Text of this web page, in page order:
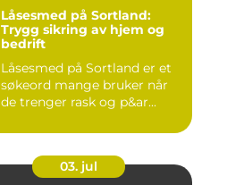
Låsesmed på Sortland:
Trygg sikring av hjem og
bedrift
Låsesmed på Sortland er et
søkeord mange bruker når
de trenger rask og p&ar...
03. jul